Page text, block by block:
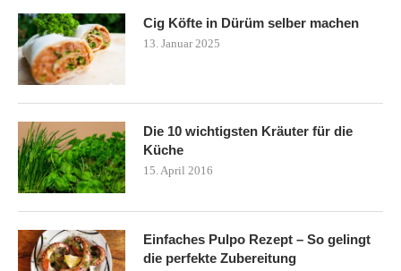
Cig Köfte in Dürüm selber machen
13. Januar 2025
Die 10 wichtigsten Kräuter für die
Küche
15. April 2016
Einfaches Pulpo Rezept – So gelingt
die perfekte Zubereitung